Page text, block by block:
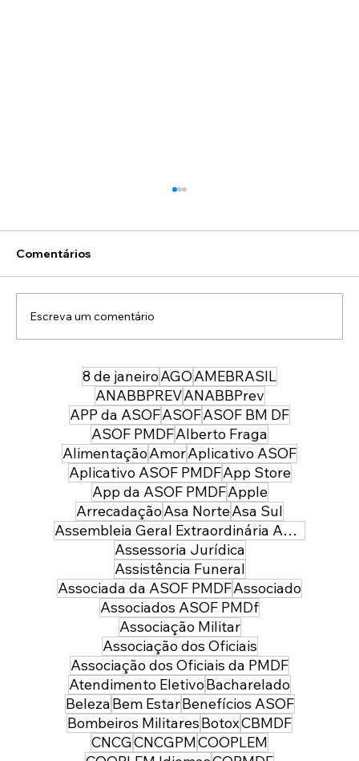
8 de janeiroAGOAMEBRASIL
ANABBPREVANABBPrev
APP da ASOFASOFASOF BM DF
ASOF PMDFAlberto Fraga
AlimentaçãoAmorAplicativo ASOF
Aplicativo ASOF PMDFApp Store
App da ASOF PMDFApple
ArrecadaçãoAsa NorteAsa Sul
Assembleia Geral Extraordinária ASOF PMDF
Assessoria Jurídica
Assistência Funeral
Associada da ASOF PMDFAssociado
Associados ASOF PMDf
Associação Militar
Associação dos Oficiais
Associação dos Oficiais da PMDF
Atendimento EletivoBacharelado
BelezaBem EstarBenefícios ASOF
Bombeiros MilitaresBotoxCBMDF
CNCGCNCGPMCOOPLEM
43 anos depois da sua entrada, temos
uma PMDF mais forte, moderna e
preparada para servir à sociedade:
parabéns policial militar feminina!
Comentários
Escreva um comentário